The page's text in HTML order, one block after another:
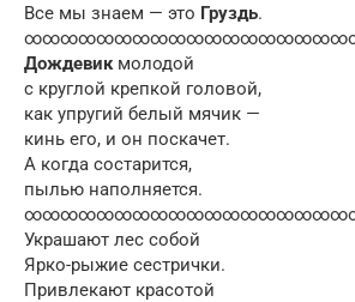
Все мы знаем — это Груздь.
Дождевикмолодой
с круглой крепкой головой,
как упругий белый мячик —
кинь его, и он поскачет.
А когда состарится,
пылью наполняется.
Украшают лес собой
Ярко-рыжие сестрички.
Привлекают красотой